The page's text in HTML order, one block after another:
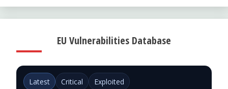
EU Vulnerabilities Database
Latest Critical
Exploited